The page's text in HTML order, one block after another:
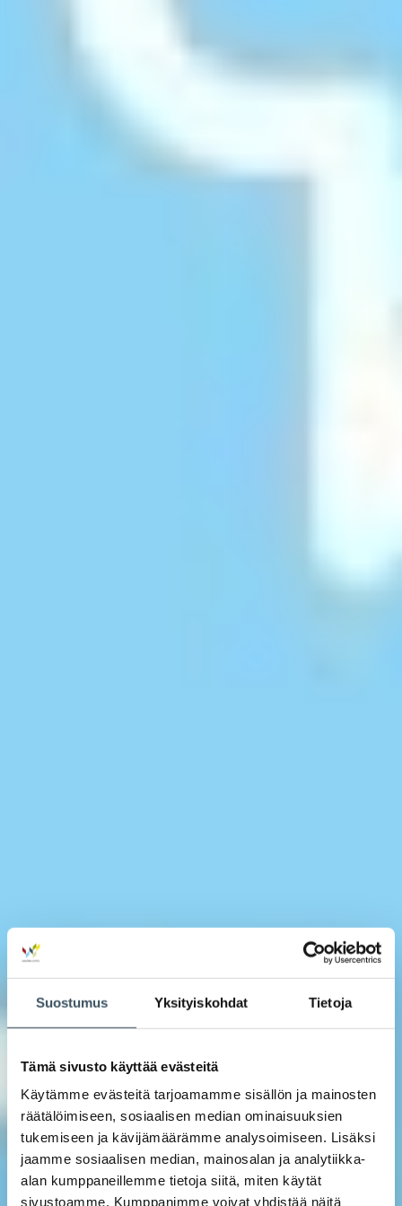
Suostumus Yksityiskohdat Tietoja
Tämä sivusto käyttää evästeitä
Käytämme evästeitä tarjoamamme sisällön ja mainosten
räätälöimiseen, sosiaalisen median ominaisuuksien
tukemiseen ja kävijämäärämme analysoimiseen. Lisäksi
jaamme sosiaalisen median, mainosalan ja analytiikka-
alan kumppaneillemme tietoja siitä, miten käytät
sivustoamme. Kumppanimme voivat yhdistää näitä